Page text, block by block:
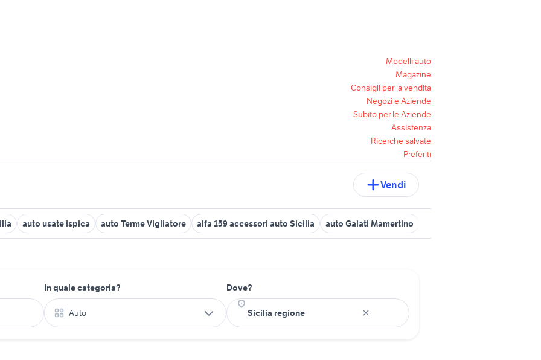
Modelli auto
Magazine
Consigli per la vendita
Negozi e Aziende
Subito per le Aziende
Assistenza
Ricerche salvate
Preferiti
Vendi
auto usate ispica auto Terme Vigliatore alfa 159 accessori auto Sicilia auto Galati Mamertino
In quale categoria?
Auto
Dove?